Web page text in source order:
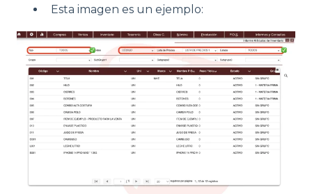
Esta imagen es un ejemplo: